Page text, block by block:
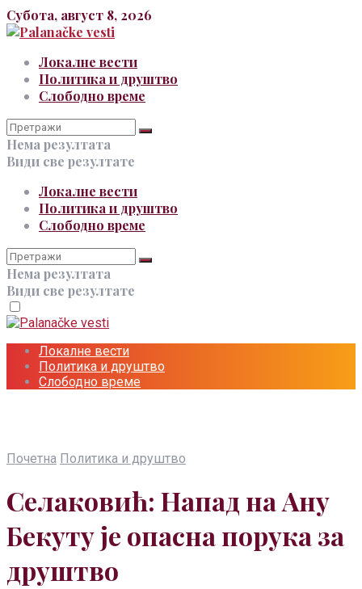
Субота, август 8, 2026
Локалне вести
Политика и друштво
Слободно време
Нема резултата
Види све резултате
Локалне вести
Политика и друштво
Слободно време
Нема резултата
Види све резултате
Локалне вести
Политика и друштво
Слободно време
Почетна Политика и друштво
Селаковић: Напад на Ану
Бекуту је опасна порука за
друштво